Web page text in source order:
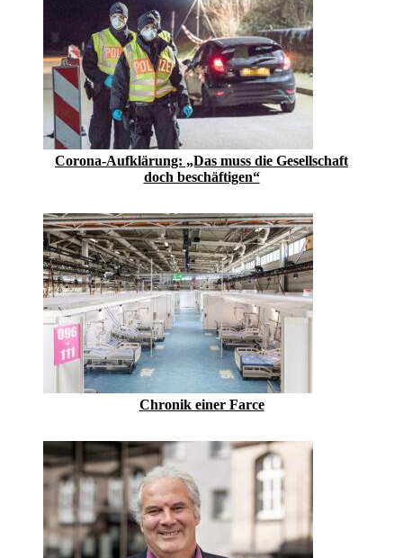
Corona-Aufklärung: „Das muss die Gesellschaft
doch beschäftigen“
Chronik einer Farce